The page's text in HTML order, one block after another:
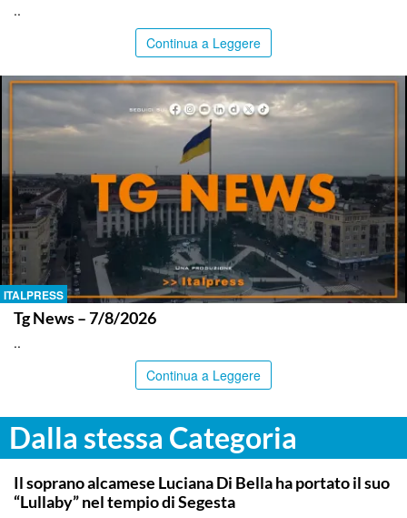
..
Continua a Leggere
ITALPRESS
Tg News – 7/8/2026
..
Continua a Leggere
Dalla stessa Categoria
TRAPANI
Il soprano alcamese Luciana Di Bella ha portato il suo
“Lullaby” nel tempio di Segesta